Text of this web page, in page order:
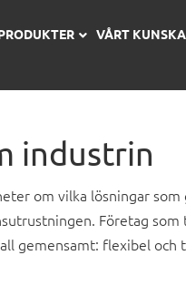
VÅRT
industrin
om vilka lösningar
Företag
gemensamt: flexibel